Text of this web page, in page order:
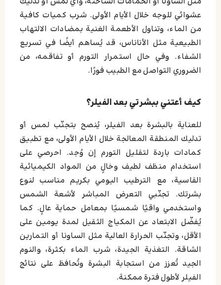
عشوائي للوجه خلال الأيام الأولى. شرب كميات كافية
من الماء، وتناول الأطعمة الغنية بمضادات الالتهاب
الطبيعية مثل الأناناس، قد يُساهم أيضًا في تسريع
الشفاء. وفي حال استمرار التورم أو تفاقمه، من
الضروري التواصل مع الطبيب فورًا.
كيف أعتني ببشرتي بعد الفيلر؟
للعناية بالبشرة بعد الفيلر، يُنصح بتجنّب لمس أو
تدليك المنطقة المعالجة خلال الأيام الأولى، مع تطبيق
كمادات باردة لتقليل التورم إن وُجد. احرصي على
استخدام منظف لطيف وخالٍ من المواد الكيميائية
القاسية، مع الترطيب اليومي بكريم مناسب لنوع
بشرتك. تجنّبي التعرض المباشر لأشعة الشمس
واستخدمي واقيًا شمسيًا بمعامل حماية عالٍ. كما
يُفضّل الابتعاد عن المكياج الثقيل لمدة يومين على
الأقل، وتجنّب الحرارة العالية مثل الساونا أو التمارين
الشاقة. التغذية الجيدة، شرب الماء بكثرة، والنوم
الجيد تُعزز من استجابة البشرة وتُحافظ على نتائج
الفيلر لأطول فترة ممكنة.